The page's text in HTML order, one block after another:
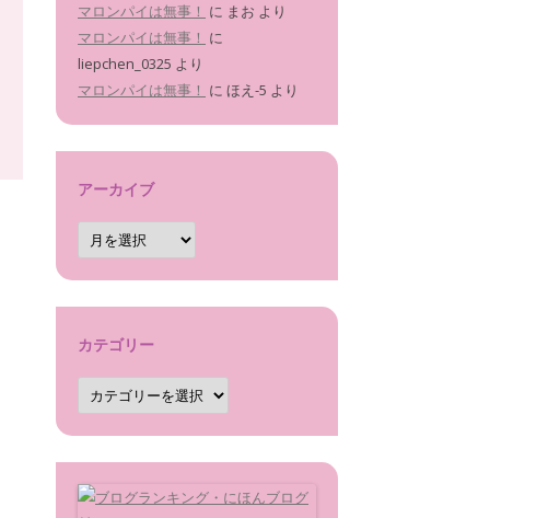
マロンパイは無事！ に まお より
マロンパイは無事！ に
liepchen_0325 より
マロンパイは無事！ に ほえ-5 より
アーカイブ
ア
ー
カ
カテゴリー
カ
テ
ゴ